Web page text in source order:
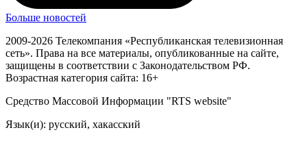
Больше новостей
2009-2026 Телекомпания «Республиканская телевизионная
сеть». Права на все материалы, опубликованные на сайте,
защищены в соответствии с Законодательством РФ.
Возрастная категория сайта: 16+
Средство Массовой Информации "RTS website"
Язык(и): русский, хакасский